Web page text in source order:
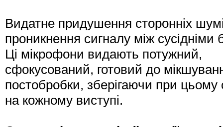
Видатне придушення сторонніх
проникнення сигналу між
Ці мікрофони видають потужний,
сфокусований, готовий до
постобробки, зберігаючи при
на кожному виступі.